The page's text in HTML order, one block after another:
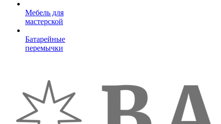
Мебель для
мастерской
Батарейные
перемычки